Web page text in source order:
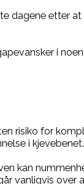
dagene etter
i
risiko for
i kjevebenet.
kan
vanligvis over